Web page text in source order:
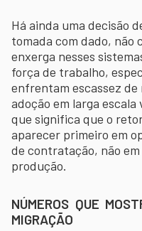
Há ainda uma decisão
tomada com dado, não
enxerga nesses
força de trabalho,
enfrentam escassez de
adoção em larga
que significa que o
aparecer primeiro em
de contratação, não
produção.
NÚMEROS QUE
MIGRAÇÃO